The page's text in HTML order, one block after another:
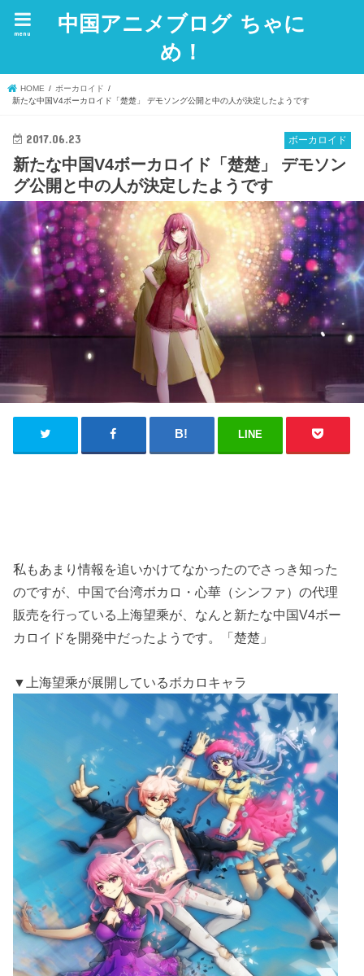
中国アニメブログ ちゃに
め！
menu
HOME
ボーカロイド
新たな中国V4ボーカロイド「楚楚」 デモソング公開と中の人が決定したようです
ボーカロイド
2017.06.23
新たな中国V4ボーカロイド「楚楚」 デモソン
グ公開と中の人が決定したようです
LINE
私もあまり情報を追いかけてなかったのでさっき知った
のですが、中国で台湾ボカロ・心華（シンファ）の代理
販売を行っている上海望乘が、なんと新たな中国V4ボー
カロイドを開発中だったようです。「楚楚」
▼上海望乘が展開しているボカロキャラ